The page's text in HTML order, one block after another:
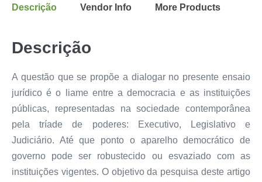
Descrição Vendor Info More Products
Descrição
A questão que se propõe a dialogar no presente ensaio
jurídico é o liame entre a democracia e as instituições
públicas, representadas na sociedade contemporânea
pela tríade de poderes: Executivo, Legislativo e
Judiciário. Até que ponto o aparelho democrático de
governo pode ser robustecido ou esvaziado com as
instituições vigentes. O objetivo da pesquisa deste artigo